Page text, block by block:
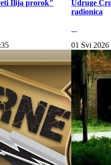
Ilija prorok"
Udruge
radionica
01 Svi 2026